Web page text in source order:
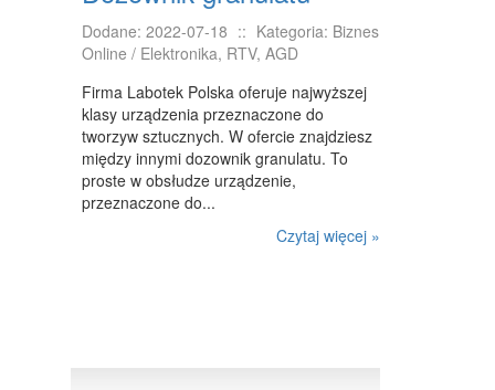
NIERUCHOMOŚCI, DZIAŁKI
WYKSZTAŁCENIE
PLACÓWKI EDUKACYJNE
KURSY JĘZYKOWE
KURSY I SZKOLENIA
Dodane: 2022-07-18 :: Kategoria: Biznes
Online / Elektronika, RTV, AGD
Firma Labotek Polska oferuje najwyższej
klasy urządzenia przeznaczone do
tworzyw sztucznych. W ofercie znajdziesz
między innymi dozownik granulatu. To
proste w obsłudze urządzenie,
przeznaczone do...
Czytaj więcej »